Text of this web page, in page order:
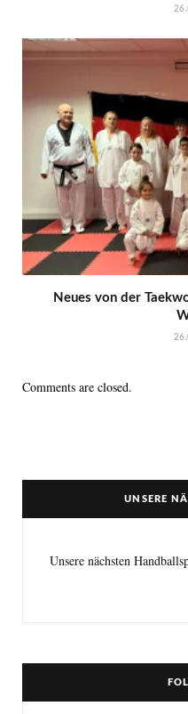
Neues von der
Comments are closed.
UNSERE
Unsere nächsten